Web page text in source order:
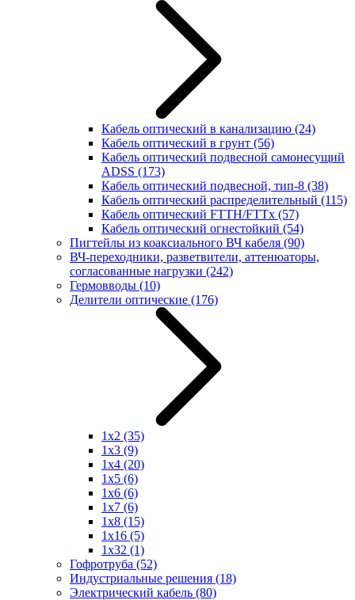
Кабель оптический в канализацию (24)
Кабель оптический в грунт (56)
Кабель оптический подвесной самонесущий
ADSS (173)
Кабель оптический подвесной, тип-8 (38)
Кабель оптический распределительный (115)
Кабель оптический FTTH/FTTx (57)
Кабель оптический огнестойкий (54)
Пигтейлы из коаксиального ВЧ кабеля (90)
ВЧ-переходники, разветвители, аттенюаторы,
согласованные нагрузки (242)
Гермовводы (10)
Делители оптические (176)
1x2 (35)
1x3 (9)
1x4 (20)
1x5 (6)
1x6 (6)
1x7 (6)
1x8 (15)
1x16 (5)
1x32 (1)
Гофротруба (52)
Индустриальные решения (18)
Электрический кабель (80)